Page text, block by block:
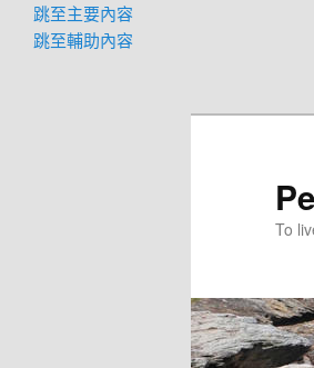
跳至主要內容
跳至輔助內容
To